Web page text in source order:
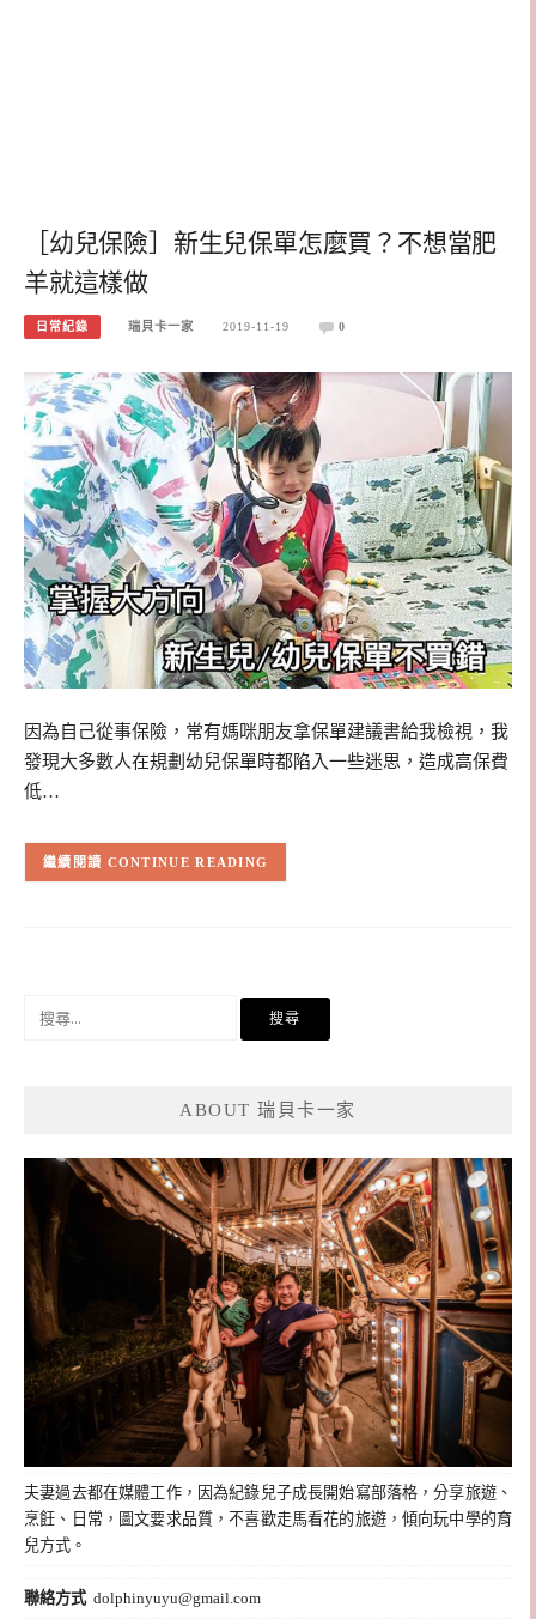
［幼兒保險］新生兒保單怎麼買？不想當肥
羊就這樣做
日常紀錄 瑞貝卡一家 2019-11-19 0
因為自己從事保險，常有媽咪朋友拿保單建議書給我檢視，我
發現大多數人在規劃幼兒保單時都陷入一些迷思，造成高保費
低…
CONTINUE READING
ABOUT 瑞貝卡一家
夫妻過去都在媒體工作，因為紀錄兒子成長開始寫部落格，分享旅遊、
烹飪、日常，圖文要求品質，不喜歡走馬看花的旅遊，傾向玩中學的育
兒方式。
聯絡方式 dolphinyuyu@gmail.com